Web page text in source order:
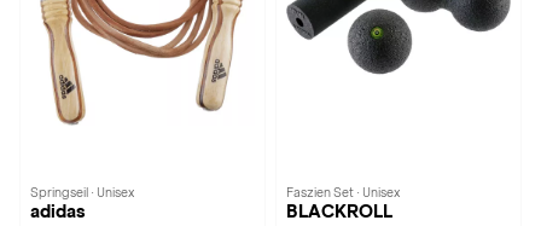
Springseil · Unisex
adidas
Faszien Set · Unisex
BLACKROLL